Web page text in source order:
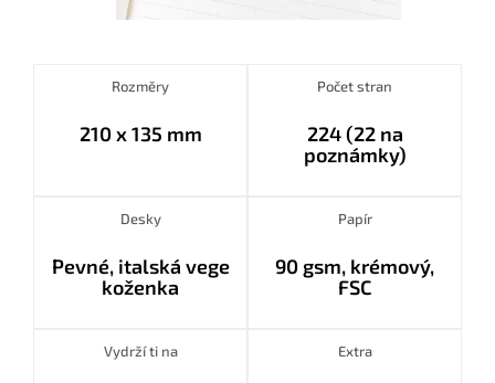
Rozměry
210 x 135 mm
Počet stran
224 (22 na
poznámky)
Desky
Pevné, italská vege
koženka
Papír
90 gsm, krémový,
FSC
Vydrží ti na Extra